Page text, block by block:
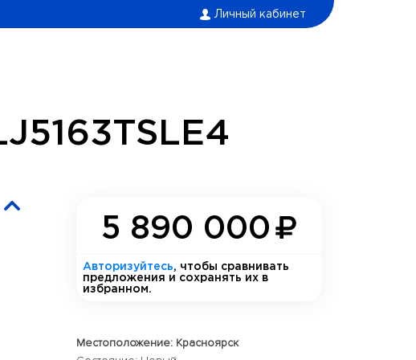
Личный кабинет
5 890 000
Авторизуйтесь, чтобы сравнивать
предложения и сохранять их в
избранном.
Местоположение: Красноярск